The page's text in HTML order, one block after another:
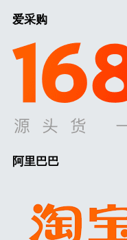
爱采购
阿里巴巴